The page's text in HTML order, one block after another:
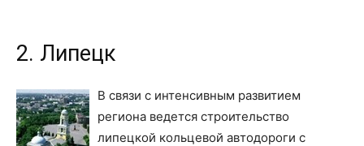
2. Липецк
В связи с интенсивным развитием
региона ведется строительство
липецкой кольцевой автодороги с